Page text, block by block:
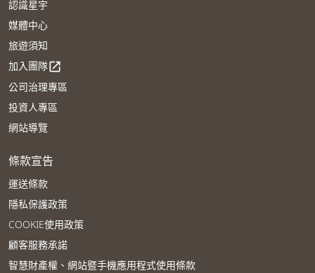
認識星宇
媒體中心
旅遊須知
加入團隊open_in_new
公司治理專區
投資人專區
網站導覽
條款宣告
運送條款
隱私保護政策
COOKIE使用政策
顧客服務承諾
智慧財產權、網站暨手機應用程式使用條款